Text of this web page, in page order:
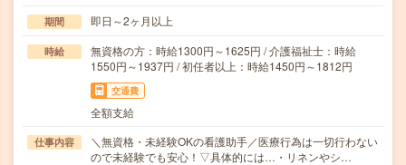
期間 即日～2ヶ月以上
時給
無資格の方：時給1300円～1625円 / 介護福祉士：時給
1550円～1937円 / 初任者以上：時給1450円～1812円
交通費
全額支給
仕事内容
＼無資格・未経験OKの看護助手／医療行為は一切行わない
ので未経験でも安心！▽具体的には…・リネンやシ…